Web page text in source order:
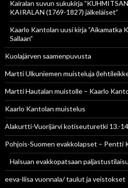
Kairalan suvun sukukirja
KAIRALAN (1769-1827) jälkeläiset”
Kaarlo Kantolan uusi kirja ”Aikamatka
Sallaan”
Kuolajärven saamenpuvusta
Martti Ulkuniemen muisteluja
Martti Hautalan muistolle – Kaarlo
Kaarlo Kantolan muistelus
Alakurtti-Vuorijärvi kotiseuturetki 13.-
Pohjois-Suomen evakkolapset – Pentti
Halsuan evakkopatsaan
eeva-liisa vuonnala/ taulut ja veistokset